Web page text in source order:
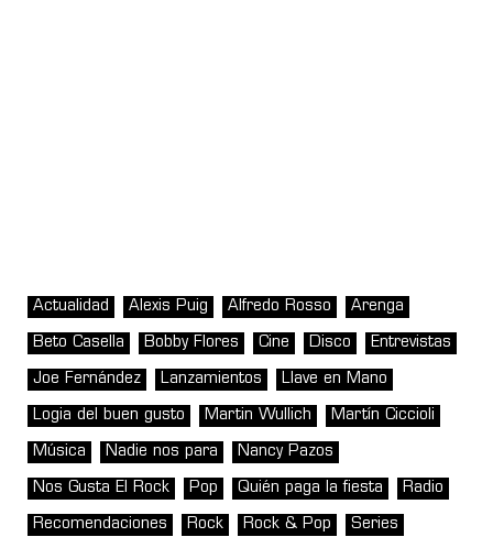
Actualidad Alexis Puig Alfredo Rosso Arenga
Beto Casella Bobby Flores Cine Disco Entrevistas
Joe Fernández Lanzamientos Llave en Mano
Logia del buen gusto Martin Wullich Martín Ciccioli
Música Nadie nos para Nancy Pazos
Nos Gusta El Rock Pop Quién paga la fiesta Radio
Recomendaciones Rock Rock & Pop Series